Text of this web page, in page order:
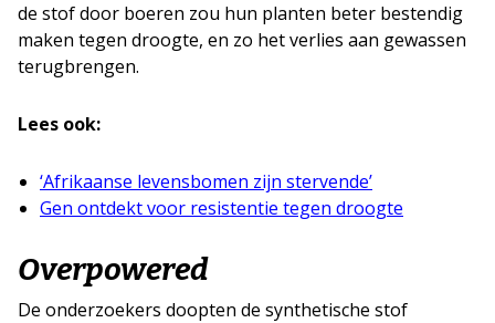
de stof door boeren zou hun planten beter bestendig
maken tegen droogte, en zo het verlies aan gewassen
terugbrengen.
Lees ook:
‘Afrikaanse levensbomen zijn stervende’
Gen ontdekt voor resistentie tegen droogte
Overpowered
De onderzoekers doopten de synthetische stof